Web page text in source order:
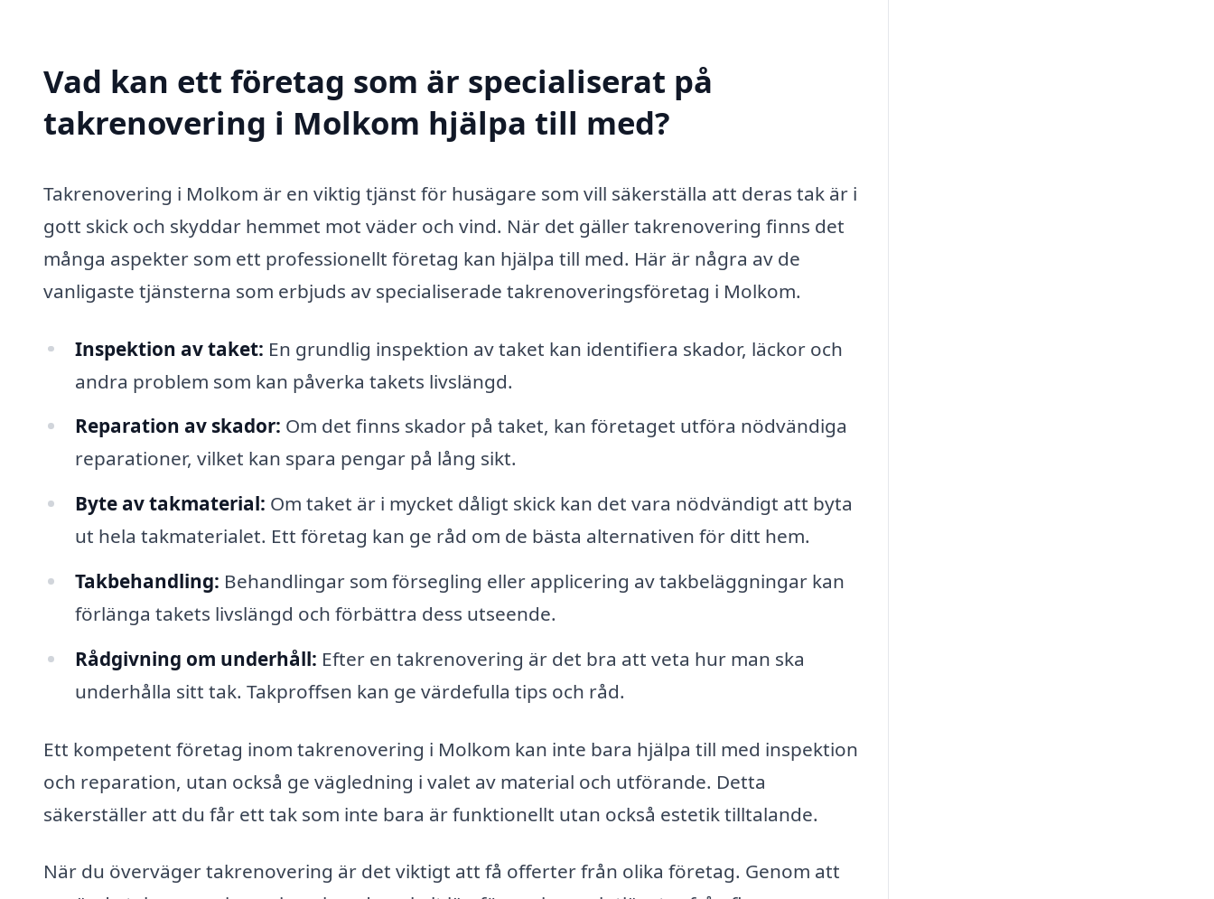
Vad kan ett företag som är specialiserat på
takrenovering i Molkom hjälpa till med?
Takrenovering i Molkom är en viktig tjänst för husägare som vill säkerställa att deras tak är i
gott skick och skyddar hemmet mot väder och vind. När det gäller takrenovering finns det
många aspekter som ett professionellt företag kan hjälpa till med. Här är några av de
vanligaste tjänsterna som erbjuds av specialiserade takrenoveringsföretag i Molkom.
Inspektion av taket: En grundlig inspektion av taket kan identifiera skador, läckor och
andra problem som kan påverka takets livslängd.
Reparation av skador: Om det finns skador på taket, kan företaget utföra nödvändiga
reparationer, vilket kan spara pengar på lång sikt.
Byte av takmaterial: Om taket är i mycket dåligt skick kan det vara nödvändigt att byta
ut hela takmaterialet. Ett företag kan ge råd om de bästa alternativen för ditt hem.
Takbehandling: Behandlingar som försegling eller applicering av takbeläggningar kan
förlänga takets livslängd och förbättra dess utseende.
Rådgivning om underhåll: Efter en takrenovering är det bra att veta hur man ska
underhålla sitt tak. Takproffsen kan ge värdefulla tips och råd.
Ett kompetent företag inom takrenovering i Molkom kan inte bara hjälpa till med inspektion
och reparation, utan också ge vägledning i valet av material och utförande. Detta
säkerställer att du får ett tak som inte bara är funktionellt utan också estetik tilltalande.
När du överväger takrenovering är det viktigt att få offerter från olika företag. Genom att